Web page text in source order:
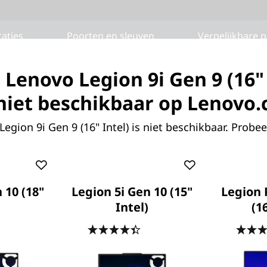
Poorten en sleuven Vergelijkbare
INTEL®CORE™-PROCESSOR
Meer dan krachtig
levert de nieuwste hybride architectuur van Intel
processors stuwen je gameplay naar nieuwe
Lenovo Legion 9i Gen 9
beschikbaar op
9i Gen 9 (16" Intel) is niet beschikbaar.
10 (18"
Legion 5i Gen 10 (15"
Intel)
Legion